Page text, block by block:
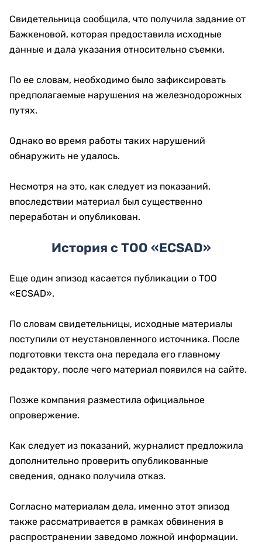
Свидетельница сообщила, что получила задание от
Бажкеновой, которая предоставила исходные
данные и дала указания относительно съемки.
По ее словам, необходимо было зафиксировать
предполагаемые нарушения на железнодорожных
путях.
Однако во время работы таких нарушений
обнаружить не удалось.
Несмотря на это, как следует из показаний,
впоследствии материал был существенно
переработан и опубликован.
История с ТОО «ECSAD»
Еще один эпизод касается публикации о ТОО
«ECSAD».
По словам свидетельницы, исходные материалы
поступили от неустановленного источника. После
подготовки текста она передала его главному
редактору, после чего материал появился на сайте.
Позже компания разместила официальное
опровержение.
Как следует из показаний, журналист предложила
дополнительно проверить опубликованные
сведения, однако получила отказ.
Согласно материалам дела, именно этот эпизод
также рассматривается в рамках обвинения в
распространении заведомо ложной информации.